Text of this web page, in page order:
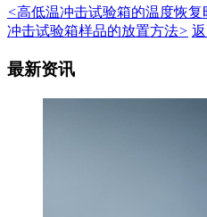
<高低温冲击试验箱的温度恢复
冲击试验箱样品的放置方法>
最新资讯